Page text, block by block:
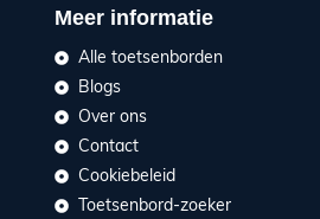
Meer informatie
Alle toetsenborden
Blogs
Over ons
Contact
Cookiebeleid
Toetsenbord-zoeker